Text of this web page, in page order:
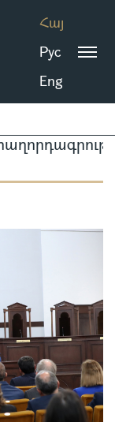
Հայ
Рус
Eng